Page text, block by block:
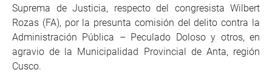
Suprema de Justicia, respecto del congresista Wilbert
Rozas (FA), por la presunta comisión del delito contra la
Administración Pública – Peculado Doloso y otros, en
agravio de la Municipalidad Provincial de Anta, región
Cusco.